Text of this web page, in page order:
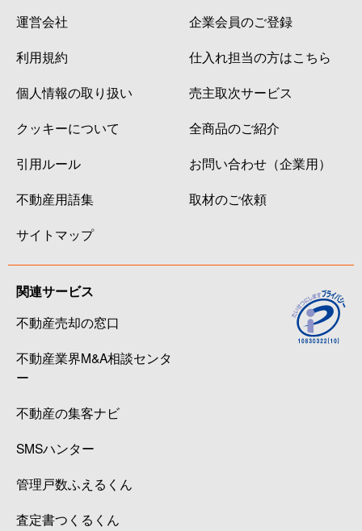
運営会社
利用規約
個人情報の取り扱い
クッキーについて
引用ルール
不動産用語集
サイトマップ
企業会員のご登録
仕入れ担当の方はこちら
売主取次サービス
全商品のご紹介
お問い合わせ（企業用）
取材のご依頼
関連サービス
不動産売却の窓口
不動産業界M&A相談センタ
ー
不動産の集客ナビ
SMSハンター
管理戸数ふえるくん
査定書つくるくん